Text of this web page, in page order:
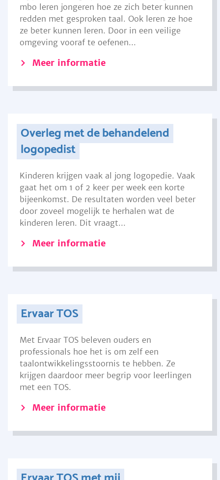
mbo leren jongeren hoe ze zich beter kunnen
redden met gesproken taal. Ook leren ze hoe
ze beter kunnen leren. Door in een veilige
omgeving vooraf te oefenen...
Meer informatie
Overleg met de behandelend
logopedist
Kinderen krijgen vaak al jong logopedie. Vaak
gaat het om 1 of 2 keer per week een korte
bijeenkomst. De resultaten worden veel beter
door zoveel mogelijk te herhalen wat de
kinderen leren. Dit vraagt...
Meer informatie
Ervaar TOS
Met Ervaar TOS beleven ouders en
professionals hoe het is om zelf een
taalontwikkelingsstoornis te hebben. Ze
krijgen daardoor meer begrip voor leerlingen
met een TOS.
Meer informatie